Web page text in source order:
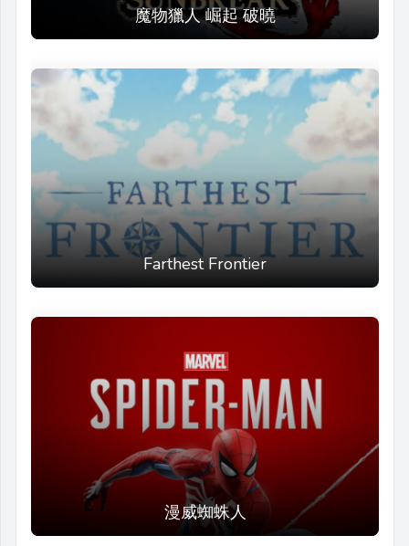
魔物獵人 崛起 破曉
Farthest Frontier
漫威蜘蛛人